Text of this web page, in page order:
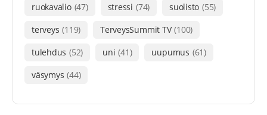
ruokavalio (47) stressi (74) suolisto (55)
terveys (119) TerveysSummit TV (100)
tulehdus (52) uni (41) uupumus (61)
väsymys (44)